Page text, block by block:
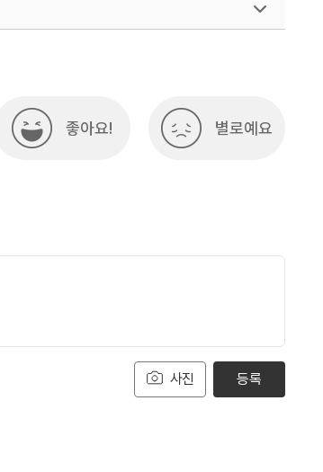
좋아요! 별로예요
사진 등록